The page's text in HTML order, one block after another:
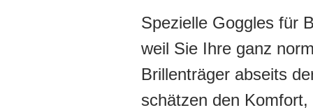
Spezielle Goggles für
weil Sie Ihre ganz
Brillenträger abseits
schätzen den